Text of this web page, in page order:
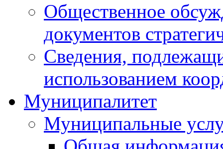
Общественное
документов
Сведения,
использованием
Муниципалитет
Муниципальные